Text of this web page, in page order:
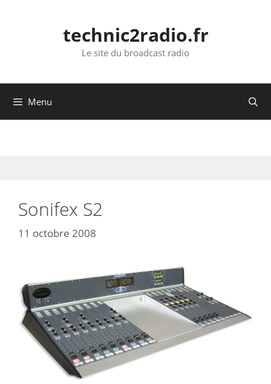
technic2radio.fr
Le site du broadcast radio
Menu
Sonifex S2
11 octobre 2008